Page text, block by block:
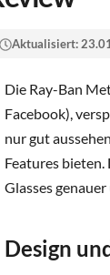
Aktualisiert:
Die Ray-Ban
Facebook),
nur gut
Features bieten.
Glasses
Design